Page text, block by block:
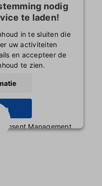
nodig
te laden!
in te sluiten die
uw activiteiten
en accepteer de
te zien.
Management